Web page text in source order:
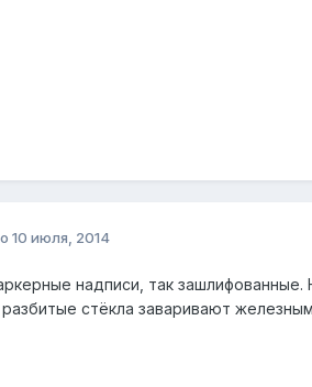
10 июля, 2014
надписи, так
стёкла заваривают